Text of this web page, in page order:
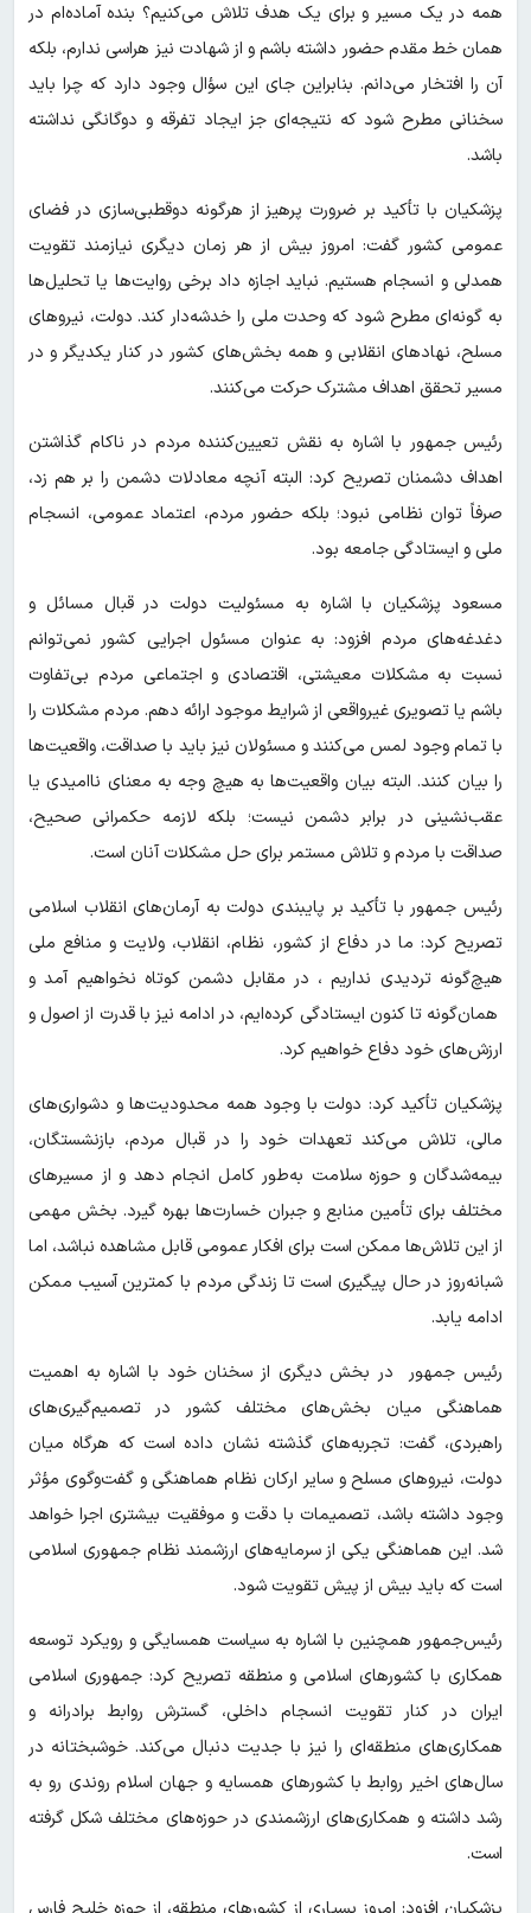
همه در یک مسیر و برای یک هدف تلاش می‌کنیم؟ بنده آماده‌ام در
همان خط مقدم حضور داشته باشم و از شهادت نیز هراسی ندارم، بلکه
آن را افتخار می‌دانم. بنابراین جای این سؤال وجود دارد که چرا باید
سخنانی مطرح شود که نتیجه‌ای جز ایجاد تفرقه و دوگانگی نداشته
باشد.
پزشکیان با تأکید بر ضرورت پرهیز از هرگونه دوقطبی‌سازی در فضای
عمومی کشور گفت: امروز بیش از هر زمان دیگری نیازمند تقویت
همدلی و انسجام هستیم. نباید اجازه داد برخی روایت‌ها یا تحلیل‌ها
به گونه‌ای مطرح شود که وحدت ملی را خدشه‌دار کند. دولت، نیروهای
مسلح، نهادهای انقلابی و همه بخش‌های کشور در کنار یکدیگر و در
مسیر تحقق اهداف مشترک حرکت می‌کنند.
رئیس جمهور با اشاره به نقش تعیین‌کننده مردم در ناکام گذاشتن
اهداف دشمنان تصریح کرد: البته آنچه معادلات دشمن را بر هم زد،
صرفاً توان نظامی نبود؛ بلکه حضور مردم، اعتماد عمومی، انسجام
ملی و ایستادگی جامعه بود.
مسعود پزشکیان با اشاره به مسئولیت دولت در قبال مسائل و
دغدغه‌های مردم افزود: به عنوان مسئول اجرایی کشور نمی‌توانم
نسبت به مشکلات معیشتی، اقتصادی و اجتماعی مردم بی‌تفاوت
باشم یا تصویری غیرواقعی از شرایط موجود ارائه دهم. مردم مشکلات را
با تمام وجود لمس می‌کنند و مسئولان نیز باید با صداقت، واقعیت‌ها
را بیان کنند. البته بیان واقعیت‌ها به هیچ وجه به معنای ناامیدی یا
عقب‌نشینی در برابر دشمن نیست؛ بلکه لازمه حکمرانی صحیح،
صداقت با مردم و تلاش مستمر برای حل مشکلات آنان است.
رئیس جمهور با تأکید بر پایبندی دولت به آرمان‌های انقلاب اسلامی
تصریح کرد: ما در دفاع از کشور، نظام، انقلاب، ولایت و منافع ملی
هیچ‌گونه تردیدی نداریم ، در مقابل دشمن کوتاه نخواهیم آمد و
همان‌گونه تا کنون ایستادگی کرده‌ایم، در ادامه نیز با قدرت از اصول و
ارزش‌های خود دفاع خواهیم کرد.
پزشکیان تأکید کرد: دولت با وجود همه محدودیت‌ها و دشواری‌های
مالی، تلاش می‌کند تعهدات خود را در قبال مردم، بازنشستگان،
بیمه‌شدگان و حوزه سلامت به‌طور کامل انجام دهد و از مسیرهای
مختلف برای تأمین منابع و جبران خسارت‌ها بهره گیرد. بخش مهمی
از این تلاش‌ها ممکن است برای افکار عمومی قابل مشاهده نباشد، اما
شبانه‌روز در حال پیگیری است تا زندگی مردم با کمترین آسیب ممکن
ادامه یابد.
رئیس جمهور در بخش دیگری از سخنان خود با اشاره به اهمیت
هماهنگی میان بخش‌های مختلف کشور در تصمیم‌گیری‌های
راهبردی، گفت: تجربه‌های گذشته نشان داده است که هرگاه میان
دولت، نیروهای مسلح و سایر ارکان نظام هماهنگی و گفت‌وگوی مؤثر
وجود داشته باشد، تصمیمات با دقت و موفقیت بیشتری اجرا خواهد
شد. این هماهنگی یکی از سرمایه‌های ارزشمند نظام جمهوری اسلامی
است که باید بیش از پیش تقویت شود.
رئیس‌جمهور همچنین با اشاره به سیاست همسایگی و رویکرد توسعه
همکاری با کشورهای اسلامی و منطقه تصریح کرد: جمهوری اسلامی
ایران در کنار تقویت انسجام داخلی، گسترش روابط برادرانه و
همکاری‌های منطقه‌ای را نیز با جدیت دنبال می‌کند. خوشبختانه در
سال‌های اخیر روابط با کشورهای همسایه و جهان اسلام روندی رو به
رشد داشته و همکاری‌های ارزشمندی در حوزه‌های مختلف شکل گرفته
است.